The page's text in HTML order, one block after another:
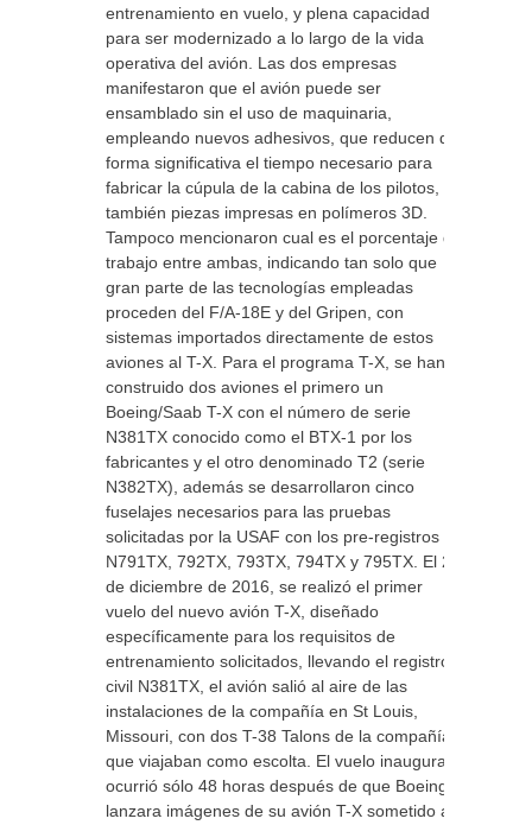
entrenamiento en vuelo, y plena capacidad
para ser modernizado a lo largo de la vida
operativa del avión. Las dos empresas
manifestaron que el avión puede ser
ensamblado sin el uso de maquinaria,
empleando nuevos adhesivos, que reducen de
forma significativa el tiempo necesario para
fabricar la cúpula de la cabina de los pilotos, y
también piezas impresas en polímeros 3D.
Tampoco mencionaron cual es el porcentaje de
trabajo entre ambas, indicando tan solo que
gran parte de las tecnologías empleadas
proceden del F/A-18E y del Gripen, con
sistemas importados directamente de estos
aviones al T-X. Para el programa T-X, se han
construido dos aviones el primero un
Boeing/Saab T-X con el número de serie
N381TX conocido como el BTX-1 por los
fabricantes y el otro denominado T2 (serie
N382TX), además se desarrollaron cinco
fuselajes necesarios para las pruebas
solicitadas por la USAF con los pre-registros
N791TX, 792TX, 793TX, 794TX y 795TX. El 20
de diciembre de 2016, se realizó el primer
vuelo del nuevo avión T-X, diseñado
específicamente para los requisitos de
entrenamiento solicitados, llevando el registro
civil N381TX, el avión salió al aire de las
instalaciones de la compañía en St Louis,
Missouri, con dos T-38 Talons de la compañía
que viajaban como escolta. El vuelo inaugural
ocurrió sólo 48 horas después de que Boeing
lanzara imágenes de su avión T-X sometido a